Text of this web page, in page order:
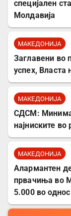
специјален
Молдавија
МАКЕДОНИЈА
Заглавени во
успех, Власта
МАКЕДОНИЈА
СДСМ:
најниските во
МАКЕДОНИЈА
Алармантен
првачиња во
5.000 во